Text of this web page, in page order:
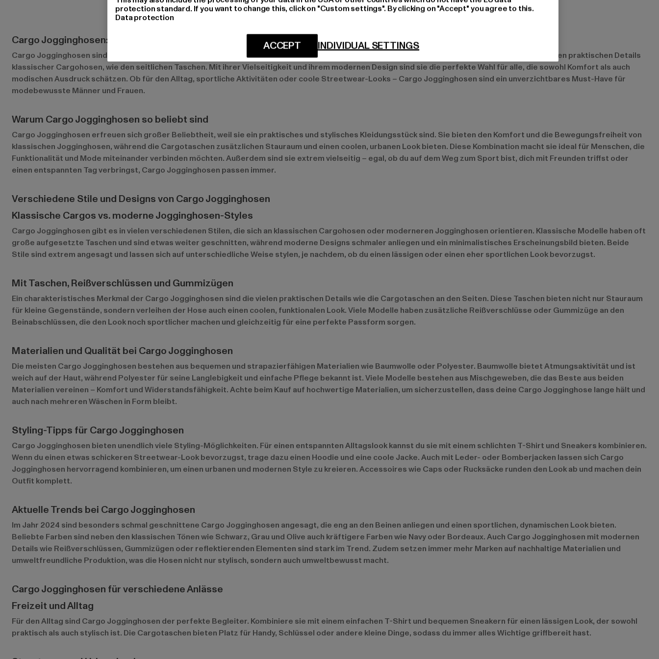
Cargo Jogginghosen: Die perfekte Kombination aus Style und Komfort
Cargo Jogginghosen sind die ideale Verbindung von Funktionalität und lässigem Style. Sie vereinen die bequeme Passform von Jogginghosen mit den praktischen Details
klassischer Cargohosen, wie den seitlichen Taschen. Mit ihrer Vielseitigkeit und ihrem modernen Design sind sie die perfekte Wahl für alle, die sowohl Komfort als auch
modischen Ausdruck schätzen. Ob für den Alltag, sportliche Aktivitäten oder coole Streetwear-Looks – Cargo Jogginghosen sind ein unverzichtbares Must-Have für
modebewusste Männer und Frauen.
Warum Cargo Jogginghosen so beliebt sind
Cargo Jogginghosen erfreuen sich großer Beliebtheit, weil sie ein praktisches und stylisches Kleidungsstück sind. Sie bieten den Komfort und die Bewegungsfreiheit von
klassischen Jogginghosen, während die Cargotaschen zusätzlichen Stauraum und einen coolen, urbanen Look bieten. Diese Kombination macht sie ideal für Menschen, die
Funktionalität und Mode miteinander verbinden möchten. Außerdem sind sie extrem vielseitig – egal, ob du auf dem Weg zum Sport bist, dich mit Freunden triffst oder
einen entspannten Tag verbringst, Cargo Jogginghosen passen immer.
Verschiedene Stile und Designs von Cargo Jogginghosen
Klassische Cargos vs. moderne Jogginghosen-Styles
Cargo Jogginghosen gibt es in vielen verschiedenen Stilen, die sich an klassischen Cargohosen oder moderneren Jogginghosen orientieren. Klassische Modelle haben oft
große aufgesetzte Taschen und sind etwas weiter geschnitten, während moderne Designs schmaler anliegen und ein minimalistisches Erscheinungsbild bieten. Beide
Stile sind extrem angesagt und lassen sich auf unterschiedliche Weise stylen, je nachdem, ob du einen lässigen oder einen eher sportlichen Look bevorzugst.
Mit Taschen, Reißverschlüssen und Gummizügen
Ein charakteristisches Merkmal der Cargo Jogginghosen sind die vielen praktischen Details wie die Cargotaschen an den Seiten. Diese Taschen bieten nicht nur Stauraum
für kleine Gegenstände, sondern verleihen der Hose auch einen coolen, funktionalen Look. Viele Modelle haben zusätzliche Reißverschlüsse oder Gummizüge an den
Beinabschlüssen, die den Look noch sportlicher machen und gleichzeitig für eine perfekte Passform sorgen.
Materialien und Qualität bei Cargo Jogginghosen
Die meisten Cargo Jogginghosen bestehen aus bequemen und strapazierfähigen Materialien wie Baumwolle oder Polyester. Baumwolle bietet Atmungsaktivität und ist
weich auf der Haut, während Polyester für seine Langlebigkeit und einfache Pflege bekannt ist. Viele Modelle bestehen aus Mischgeweben, die das Beste aus beiden
Materialien vereinen – Komfort und Widerstandsfähigkeit. Achte beim Kauf auf hochwertige Materialien, um sicherzustellen, dass deine Cargo Jogginghose lange hält und
auch nach mehreren Wäschen in Form bleibt.
Styling-Tipps für Cargo Jogginghosen
Cargo Jogginghosen bieten unendlich viele Styling-Möglichkeiten. Für einen entspannten Alltagslook kannst du sie mit einem schlichten T-Shirt und Sneakers kombinieren.
Wenn du einen etwas schickeren Streetwear-Look bevorzugst, trage dazu einen Hoodie und eine coole Jacke. Auch mit Leder- oder Bomberjacken lassen sich Cargo
Jogginghosen hervorragend kombinieren, um einen urbanen und modernen Style zu kreieren. Accessoires wie Caps oder Rucksäcke runden den Look ab und machen dein
Outfit komplett.
Aktuelle Trends bei Cargo Jogginghosen
Im Jahr 2024 sind besonders schmal geschnittene Cargo Jogginghosen angesagt, die eng an den Beinen anliegen und einen sportlichen, dynamischen Look bieten.
Beliebte Farben sind neben den klassischen Tönen wie Schwarz, Grau und Olive auch kräftigere Farben wie Navy oder Bordeaux. Auch Cargo Jogginghosen mit modernen
Details wie Reißverschlüssen, Gummizügen oder reflektierenden Elementen sind stark im Trend. Zudem setzen immer mehr Marken auf nachhaltige Materialien und
umweltfreundliche Produktion, was die Hosen nicht nur stylisch, sondern auch umweltbewusst macht.
Cargo Jogginghosen für verschiedene Anlässe
Freizeit und Alltag
Für den Alltag sind Cargo Jogginghosen der perfekte Begleiter. Kombiniere sie mit einem einfachen T-Shirt und bequemen Sneakern für einen lässigen Look, der sowohl
praktisch als auch stylisch ist. Die Cargotaschen bieten Platz für Handy, Schlüssel oder andere kleine Dinge, sodass du immer alles Wichtige griffbereit hast.
protection standard. If you want to change this, click on "Custom settings". By clicking on "Accept" you agree to this.
Data protection
INDIVIDUAL SETTINGS
ACCEPT